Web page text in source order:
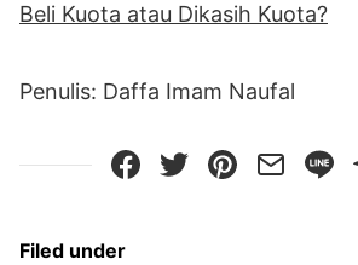
Beli Kuota atau Dikasih Kuota?
Penulis: Daffa Imam Naufal
Filed under